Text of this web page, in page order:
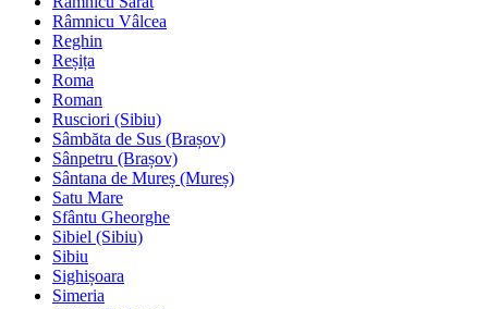
Râmnicu Vâlcea
Reghin
Reșița
Roma
Roman
Rusciori (Sibiu)
Sâmbăta de Sus (Brașov)
Sânpetru (Brașov)
Sântana de Mureș (Mureș)
Satu Mare
Sfântu Gheorghe
Sibiel (Sibiu)
Sibiu
Sighișoara
Simeria